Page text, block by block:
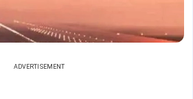
ADVERTISEMENT